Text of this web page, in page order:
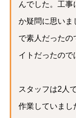
んでした。工
か疑問に思いま
で素人だったの
イトだったので
スタッフは2人
作業していまし